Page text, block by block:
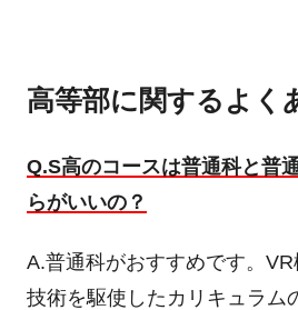
高等部に関するよく
Q.S高のコースは普通科と普
らがいいの？
A.普通科がおすすめです。
技術を駆使したカリキュラム